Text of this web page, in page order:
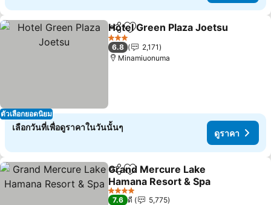
ตัวเลือกยอดนิยม
แชร์ เพิ่มในรายการโปรด
Hotel Green Plaza Joetsu
3 ดาว
6.8
2,171
Minamiuonuma
เลือกวันที่เพื่อดูราคาในวันนั้นๆ
ดูราคา
แชร์ เพิ่มในรายการโปรด
Grand Mercure Lake
Hamana Resort & Spa
4 ดาว
7.6 ดี
5,775